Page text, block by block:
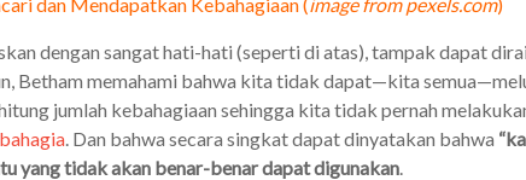
dengan sangat hati-hati (seperti di atas), tampak dapat
Betham memahami bahwa kita tidak dapat—kita
jumlah kebahagiaan sehingga kita tidak pernah
bahagia. Dan bahwa secara singkat dapat dinyatakan bahwa
yang tidak akan benar-benar dapat digunakan.